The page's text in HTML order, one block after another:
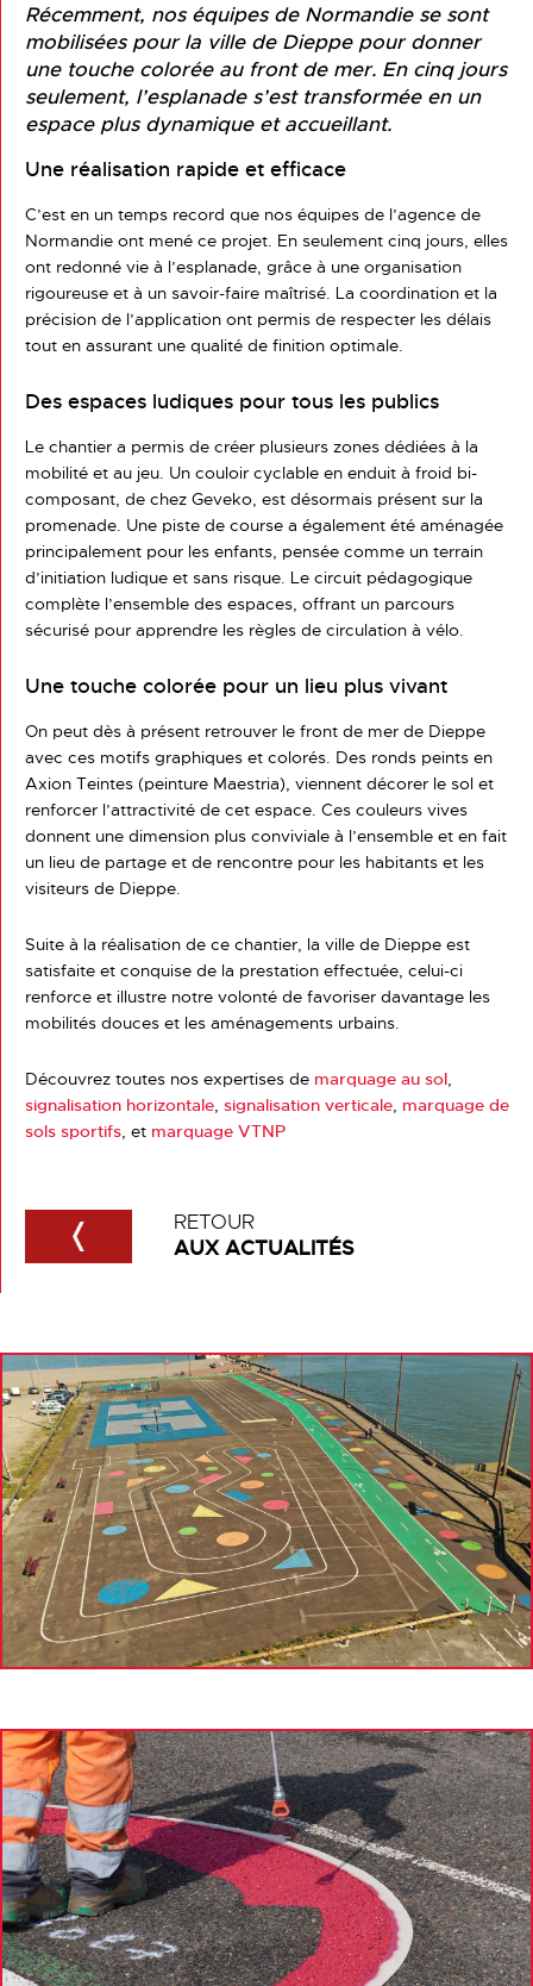
Récemment, nos équipes de Normandie se sont
mobilisées pour la ville de Dieppe pour donner
une touche colorée au front de mer. En cinq jours
seulement, l’esplanade s’est transformée en un
espace plus dynamique et accueillant.
Une réalisation rapide et efficace
C’est en un temps record que nos équipes de l’agence de
Normandie ont mené ce projet. En seulement cinq jours, elles
ont redonné vie à l’esplanade, grâce à une organisation
rigoureuse et à un savoir-faire maîtrisé. La coordination et la
précision de l’application ont permis de respecter les délais
tout en assurant une qualité de finition optimale.
Des espaces ludiques pour tous les publics
Le chantier a permis de créer plusieurs zones dédiées à la
mobilité et au jeu. Un couloir cyclable en enduit à froid bi-
composant, de chez Geveko, est désormais présent sur la
promenade. Une piste de course a également été aménagée
principalement pour les enfants, pensée comme un terrain
d’initiation ludique et sans risque. Le circuit pédagogique
complète l’ensemble des espaces, offrant un parcours
sécurisé pour apprendre les règles de circulation à vélo.
Une touche colorée pour un lieu plus vivant
On peut dès à présent retrouver le front de mer de Dieppe
avec ces motifs graphiques et colorés. Des ronds peints en
Axion Teintes (peinture Maestria), viennent décorer le sol et
renforcer l’attractivité de cet espace. Ces couleurs vives
donnent une dimension plus conviviale à l’ensemble et en fait
un lieu de partage et de rencontre pour les habitants et les
visiteurs de Dieppe.
Suite à la réalisation de ce chantier, la ville de Dieppe est
satisfaite et conquise de la prestation effectuée, celui-ci
renforce et illustre notre volonté de favoriser davantage les
mobilités douces et les aménagements urbains.
Découvrez toutes nos expertises de marquage au sol,
signalisation horizontale, signalisation verticale, marquage de
sols sportifs, et marquage VTNP
RETOUR
AUX ACTUALITÉS